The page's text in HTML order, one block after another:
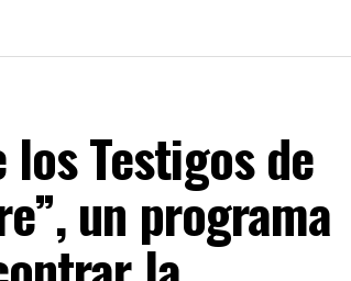
Testigos de
un programa